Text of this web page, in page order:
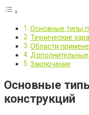
Основные типы
Технические
Области
Дополнительные
Заключение
Основные
конструкций